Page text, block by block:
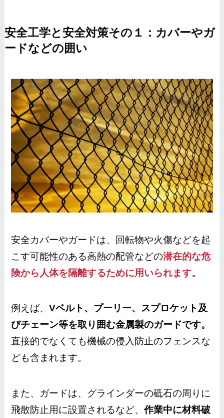
安全工学と安全対策その１：カバーやガ
ードなどの囲い
安全カバーやガードは、回転物や火傷などを起
こす可能性のある高熱の配管などの潜在的な危
険から人体を隔離するために用いられます。
例えば、Vベルト、プーリー、スプロケット及
びチェーン等を取り囲む金属製のガードです。
直接的でなくても機械の侵入防止のフェンスな
ども含まれます。
また、ガードは、グラインダーの砥石の周りに
飛散防止用に設置されるなど、作業中に材料破